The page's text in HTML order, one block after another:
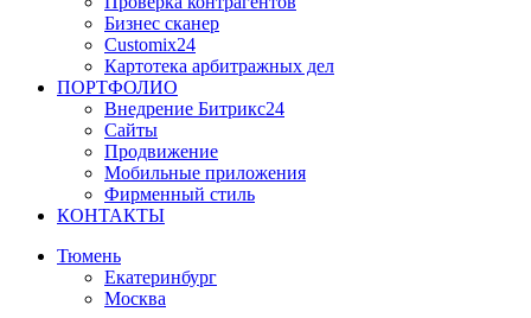
Бизнес сканер
Customix24
Картотека арбитражных дел
ПОРТФОЛИО
Внедрение Битрикс24
Сайты
Продвижение
Мобильные приложения
Фирменный стиль
КОНТАКТЫ
Тюмень
Екатеринбург
Москва